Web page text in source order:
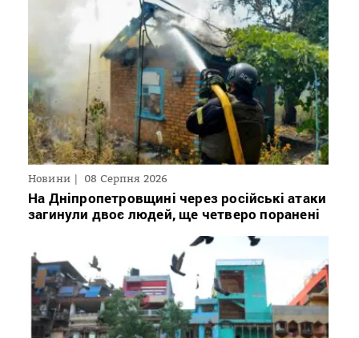
Новини 08 Серпня 2026
На Дніпропетровщині через російські атаки
загинули двоє людей, ще четверо поранені